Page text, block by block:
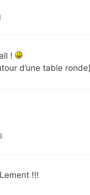
!
d’une table ronde)
!!!